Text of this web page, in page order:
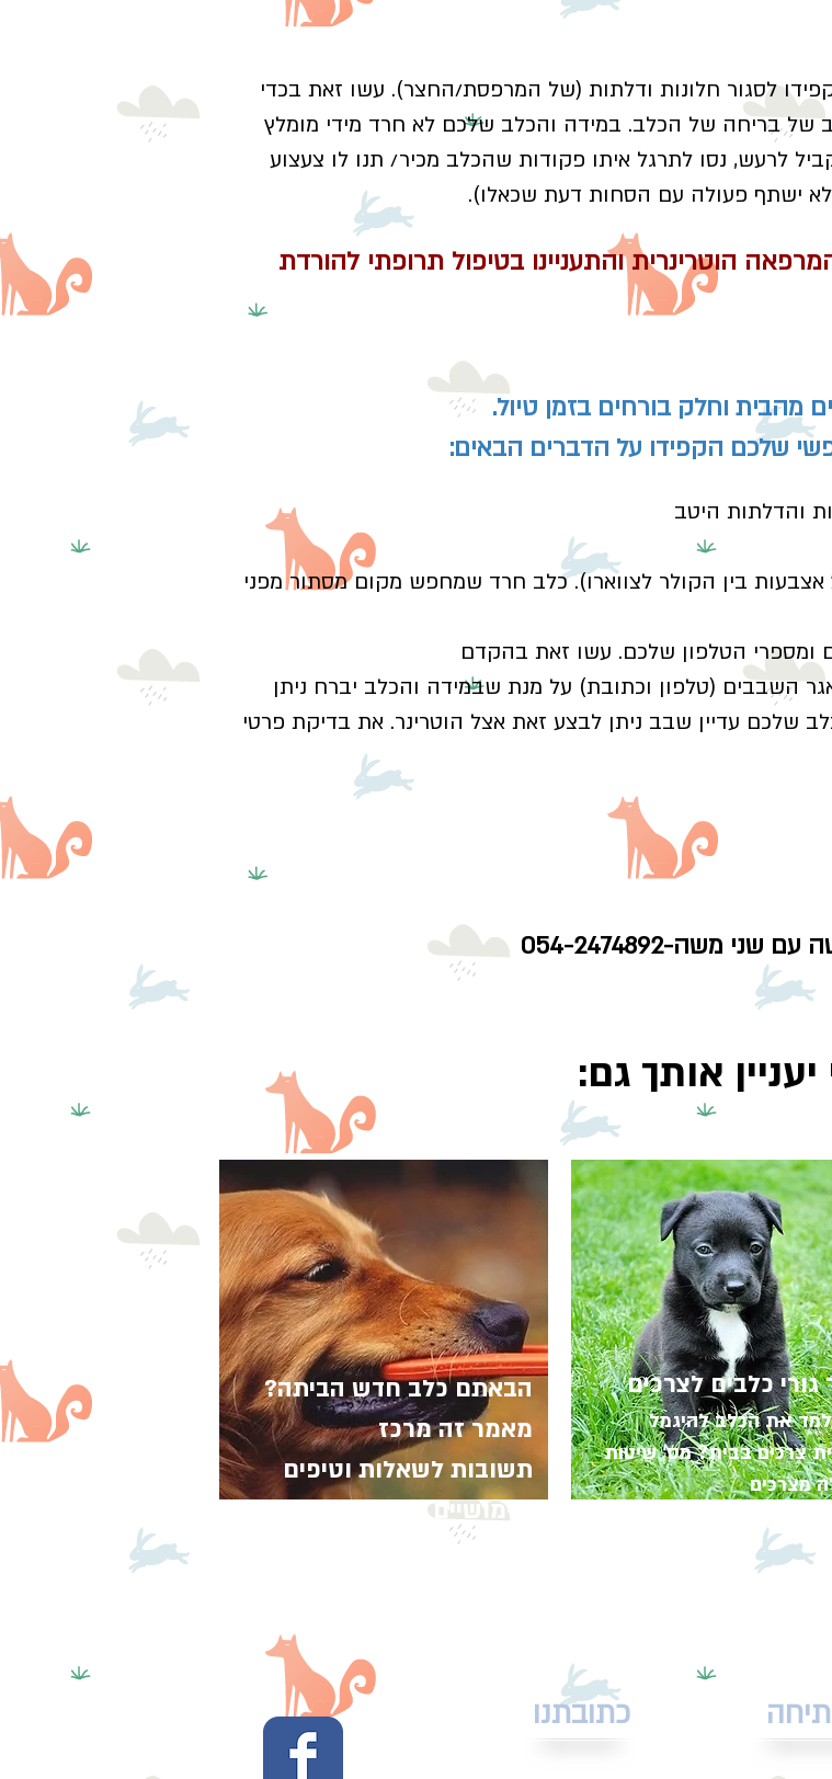
לסגור חלונות ודלתות (של המרפסת/החצר). עשו זאת בכדי
של בריחה של הכלב. במידה והכלב שלכם לא חרד מידי מומלץ
לרעש, נסו לתרגל איתו פקודות שהכלב מכיר/ תנו לו צעצוע
ישתף פעולה עם הסחות דעת שכאלו).
הוטרינרית והתעניינו בטיפול תרופתי להורדת
מהבית וחלק בורחים בזמן טיול.
שלכם הקפידו על הדברים הבאים:
והדלתות היטב
בדקו שקולר הכלב במידה הנכונה (מרווח של 2 אצבעות בין הקולר לצווארו). כלב חרד שמחפש מקום מסתור מפני
ומספרי הטלפון שלכם. עשו זאת בהקדם
השבבים (טלפון וכתובת) על מנת שבמידה והכלב יברח ניתן
שלכם עדיין שבב ניתן לבצע זאת אצל הוטרינר. את בדיקת פרטי
משה-054-2474892
חיסון משושה בכלבים
מאילו מחלות מגן החיסון
ומדוע חשוב לחסן אחת
גורי כלבים לצרכים
את הכלב להיגמל
צרכים בבית? מס' שיטות
מצרכים
הבאתם כלב חדש הביתה?
מאמר זה מרכז
תשובות לשאלות וטיפים
שימושיים לגידולו
כתובתנו